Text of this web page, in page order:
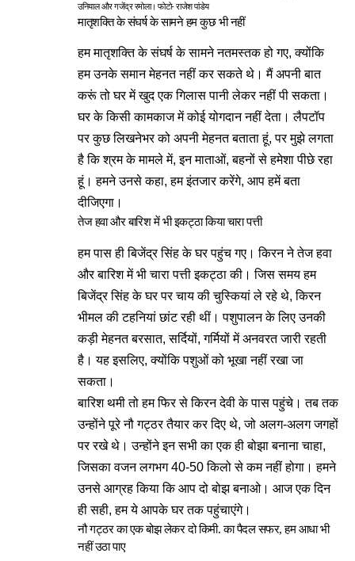
उनियाल और गजेंद्र रमोला। फोटो- राजेश पांडेय
मातृशक्ति के संघर्ष के सामने हम कुछ भी नहीं
हम मातृशक्ति के संघर्ष के सामने नतमस्तक हो गए, क्योंकि
हम उनके समान मेहनत नहीं कर सकते थे। मैं अपनी बात
करूं तो घर में खुद एक गिलास पानी लेकर नहीं पी सकता।
घर के किसी कामकाज में कोई योगदान नहीं देता। लैपटॉप
पर कुछ लिखनेभर को अपनी मेहनत बताता हूं, पर मुझे लगता
है कि श्रम के मामले में, इन माताओं, बहनों से हमेशा पीछे रहा
हूं। हमने उनसे कहा, हम इंतजार करेंगे, आप हमें बता
दीजिएगा।
तेज हवा और बारिश में भी इकट्ठा किया चारा पत्ती
हम पास ही बिजेंद्र सिंह के घर पहुंच गए। किरन ने तेज हवा
और बारिश में भी चारा पत्ती इकट्ठा की। जिस समय हम
बिजेंद्र सिंह के घर पर चाय की चुस्कियां ले रहे थे, किरन
भीमल की टहनियां छांट रही थीं। पशुपालन के लिए उनकी
कड़ी मेहनत बरसात, सर्दियों, गर्मियों में अनवरत जारी रहती
है। यह इसलिए, क्योंकि पशुओं को भूखा नहीं रखा जा
सकता।
बारिश थमी तो हम फिर से किरन देवी के पास पहुंचे। तब तक
उन्होंने पूरे नौ गट्ठर तैयार कर दिए थे, जो अलग-अलग जगहों
पर रखे थे। उन्होंने इन सभी का एक ही बोझा बनाना चाहा,
जिसका वजन लगभग 40-50 किलो से कम नहीं होगा। हमने
उनसे आग्रह किया कि आप दो बोझ बनाओ। आज एक दिन
ही सही, हम ये आपके घर तक पहुंचाएंगे।
नौ गट्ठर का एक बोझ लेकर दो किमी. का पैदल सफर, हम आधा भी
नहीं उठा पाए